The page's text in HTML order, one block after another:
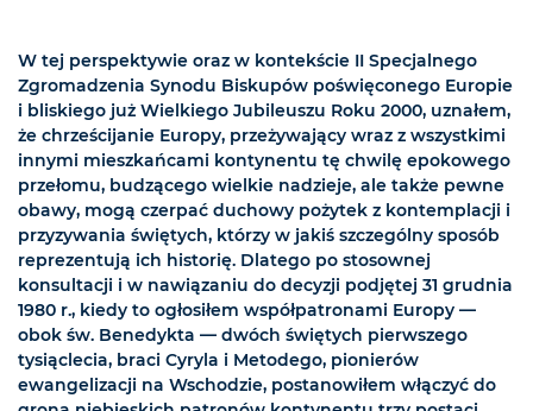
W tej perspektywie oraz w kontekście II Specjalnego
Zgromadzenia Synodu Biskupów poświęconego Europie
i bliskiego już Wielkiego Jubileuszu Roku 2000, uznałem,
że chrześcijanie Europy, przeżywający wraz z wszystkimi
innymi mieszkańcami kontynentu tę chwilę epokowego
przełomu, budzącego wielkie nadzieje, ale także pewne
obawy, mogą czerpać duchowy pożytek z kontemplacji i
przyzywania świętych, którzy w jakiś szczególny sposób
reprezentują ich historię. Dlatego po stosownej
konsultacji i w nawiązaniu do decyzji podjętej 31 grudnia
1980 r., kiedy to ogłosiłem współpatronami Europy —
obok św. Benedykta — dwóch świętych pierwszego
tysiąclecia, braci Cyryla i Metodego, pionierów
ewangelizacji na Wschodzie, postanowiłem włączyć do